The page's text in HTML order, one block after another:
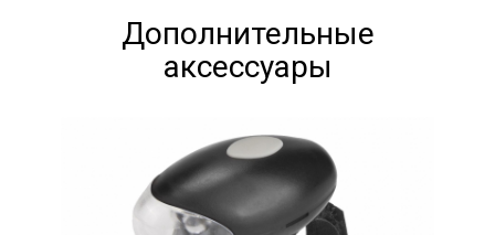
Дополнительные
аксессуары